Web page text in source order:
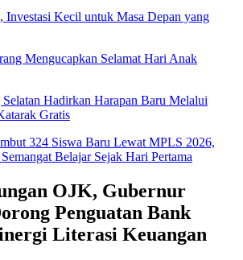
Investasi Kecil untuk Masa Depan yang
Mengucapkan Selamat Hari Anak
Hadirkan Harapan Baru Melalui
Gratis
324 Siswa Baru Lewat MPLS 2026,
Belajar Sejak Hari Pertama
OJK, Gubernur
Penguatan Bank
Literasi Keuangan